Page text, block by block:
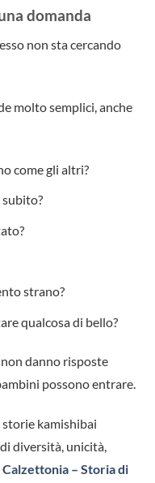
domanda
non sta cercando
molto semplici, anche
come gli altri?
subito?
strano?
qualcosa di bello?
danno risposte
possono entrare.
kamishibai
diversità, unicità,
Calzettonia – Storia di